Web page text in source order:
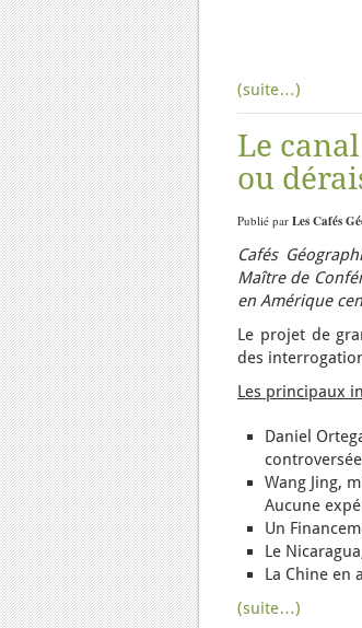
(suite…)
Le
ou
Publié par Les Cafés
Cafés
Maître de
en Amérique
Le projet de
des
Les principaux
Daniel
Wang Jing,
Aucune
Un
Le
La Chine en
(suite…)